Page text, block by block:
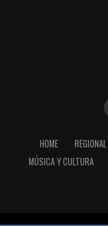
HOME REGIONAL
MÚSICA Y CULTURA